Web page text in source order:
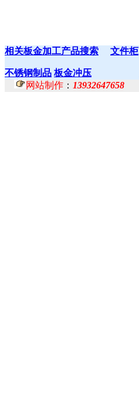
相关板金加工产品搜索 文件柜
不锈钢制品 板金冲压
网站制作 ： 13932647658